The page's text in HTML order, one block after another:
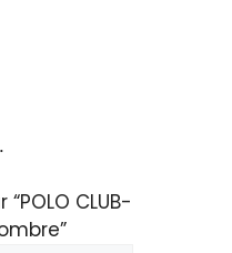
CLUB-